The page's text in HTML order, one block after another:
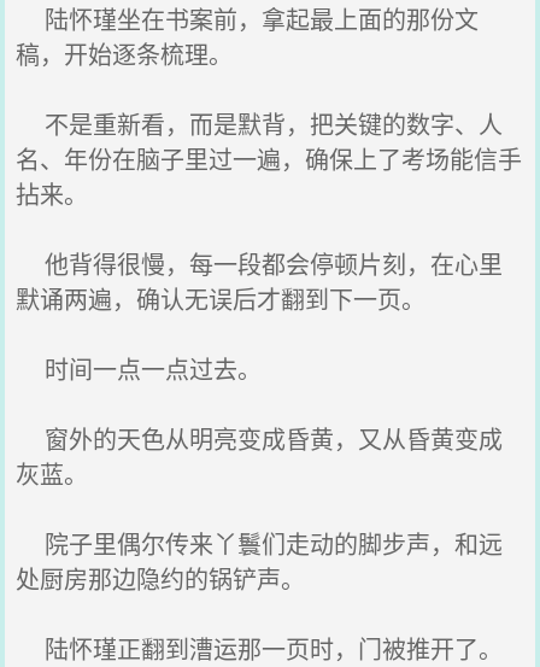
陆怀瑾坐在书案前，拿起最上面的那份文
稿，开始逐条梳理。
不是重新看，而是默背，把关键的数字、人
名、年份在脑子里过一遍，确保上了考场能信手
拈来。
他背得很慢，每一段都会停顿片刻，在心里
默诵两遍，确认无误后才翻到下一页。
时间一点一点过去。
窗外的天色从明亮变成昏黄，又从昏黄变成
灰蓝。
院子里偶尔传来丫鬟们走动的脚步声，和远
处厨房那边隐约的锅铲声。
陆怀瑾正翻到漕运那一页时，门被推开了。